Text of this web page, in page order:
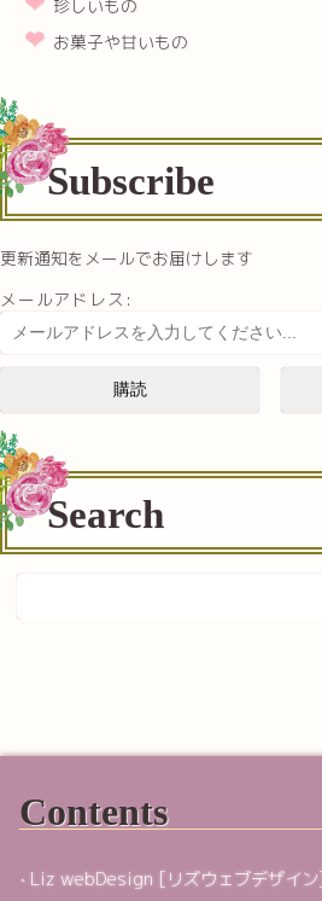
珍しいもの
お菓子や甘いもの
Subscribe
更新通知をメールでお届けします
メールアドレス:
Search
Contents
Liz webDesign [リズウェブデザイ